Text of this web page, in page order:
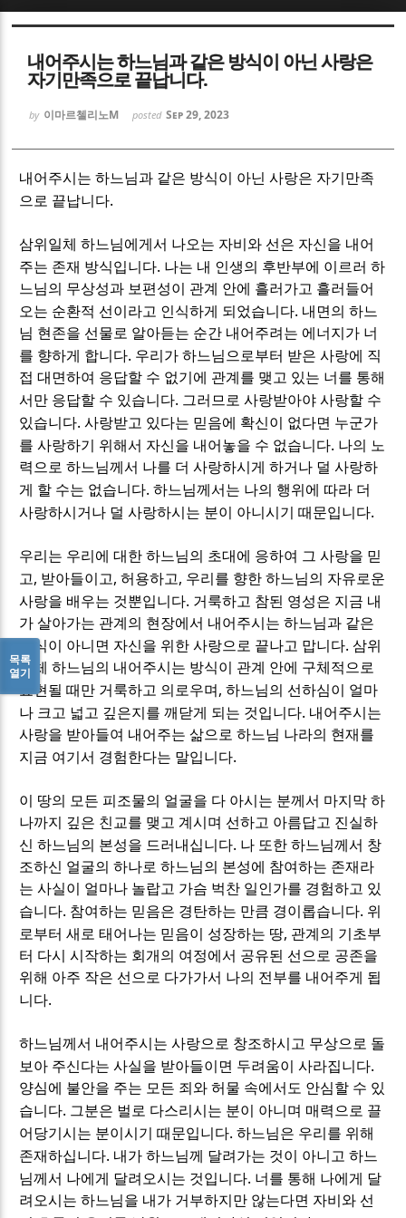
내어주시는 하느님과 같은 방식이 아닌 사랑은
자기만족으로 끝납니다.
by 이마르첼리노M posted Sep 29, 2023
내어주시는 하느님과 같은 방식이 아닌 사랑은 자기만족
으로 끝납니다.
삼위일체 하느님에게서 나오는 자비와 선은 자신을 내어
주는 존재 방식입니다. 나는 내 인생의 후반부에 이르러 하
느님의 무상성과 보편성이 관계 안에 흘러가고 흘러들어
오는 순환적 선이라고 인식하게 되었습니다. 내면의 하느
님 현존을 선물로 알아듣는 순간 내어주려는 에너지가 너
를 향하게 합니다. 우리가 하느님으로부터 받은 사랑에 직
접 대면하여 응답할 수 없기에 관계를 맺고 있는 너를 통해
서만 응답할 수 있습니다. 그러므로 사랑받아야 사랑할 수
있습니다.사랑받고 있다는 믿음에 확신이 없다면 누군가
를 사랑하기 위해서 자신을 내어놓을 수 없습니다. 나의 노
력으로 하느님께서 나를 더 사랑하시게 하거나 덜 사랑하
게 할 수는 없습니다.하느님께서는 나의 행위에 따라 더
사랑하시거나 덜 사랑하시는 분이 아니시기 때문입니다.
우리는 우리에 대한 하느님의 초대에 응하여 그 사랑을 믿
고, 받아들이고,허용하고, 우리를 향한 하느님의 자유로운
사랑을 배우는 것뿐입니다. 거룩하고 참된 영성은 지금 내
가 살아가는 관계의 현장에서 내어주시는 하느님과 같은
방식이 아니면 자신을 위한 사랑으로 끝나고 맙니다.삼위
일체 하느님의 내어주시는 방식이 관계 안에 구체적으로
표현될 때만 거룩하고 의로우며 ,하느님의 선하심이 얼마
나 크고 넓고 깊은지를 깨닫게 되는 것입니다. 내어주시는
사랑을 받아들여 내어주는 삶으로 하느님 나라의 현재를
지금 여기서 경험한다는 말입니다.
이 땅의 모든 피조물의 얼굴을 다 아시는 분께서 마지막 하
나까지 깊은 친교를 맺고 계시며 선하고 아름답고 진실하
신 하느님의 본성을 드러내십니다. 나 또한 하느님께서 창
조하신 얼굴의 하나로 하느님의 본성에 참여하는 존재라
는 사실이 얼마나 놀랍고 가슴 벅찬 일인가를 경험하고 있
습니다. 참여하는 믿음은 경탄하는 만큼 경이롭습니다. 위
로부터 새로 태어나는 믿음이 성장하는 땅, 관계의 기초부
터 다시 시작하는 회개의 여정에서 공유된 선으로 공존을
위해 아주 작은 선으로 다가가서 나의 전부를 내어주게 됩
니다.
하느님께서 내어주시는 사랑으로 창조하시고 무상으로 돌
보아 주신다는 사실을 받아들이면 두려움이 사라집니다.
양심에 불안을 주는 모든 죄와 허물 속에서도 안심할 수 있
습니다. 그분은 벌로 다스리시는 분이 아니며 매력으로 끌
어당기시는 분이시기 때문입니다.하느님은 우리를 위해
존재하십니다. 내가 하느님께 달려가는 것이 아니고 하느
님께서 나에게 달려오시는 것입니다. 너를 통해 나에게 달
려오시는 하느님을 내가 거부하지만 않는다면 자비와 선
목록
열기
Sketchbook5, 스케치북5
Sketchbook5, 스케치북5
Sketchbook5, 스케치북5
Sketchbook5, 스케치북5